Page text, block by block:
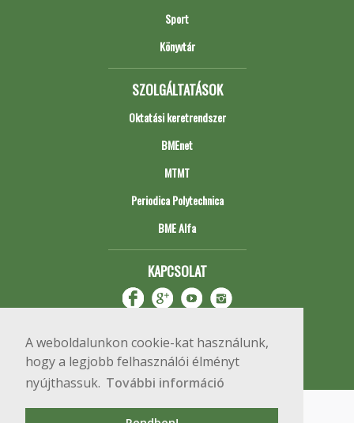
A weboldalunkon cookie-kat használunk,
hogy a legjobb felhasználói élményt
nyújthassuk. További információ
Sport
Könyvtár
SZOLGÁLTATÁSOK
Oktatási keretrendszer
BMEnet
MTMT
Periodica Polytechnica
BME Alfa
KAPCSOLAT
Copyright © 2020 BME Építőmérnöki Kar